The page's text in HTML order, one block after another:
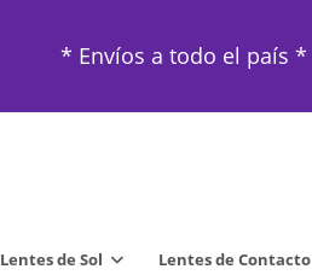
* Envíos a todo el país *
Lentes de Sol Lentes de Contacto